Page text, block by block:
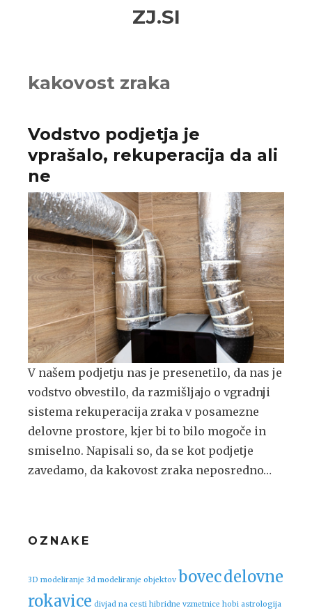
ZJ.SI
kakovost zraka
Vodstvo podjetja je
vprašalo, rekuperacija da ali
ne
V našem podjetju nas je presenetilo, da nas je
vodstvo obvestilo, da razmišljajo o vgradnji
sistema rekuperacija zraka v posamezne
delovne prostore, kjer bi to bilo mogoče in
smiselno. Napisali so, da se kot podjetje
zavedamo, da kakovost zraka neposredno…
OZNAKE
3D modeliranje 3d modeliranje objektov bovecdelovne
rokavice divjad na cesti hibridne vzmetnice hobi astrologija